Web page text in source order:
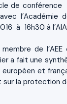
de conférence
l’Académie
à 16h30 à
de
a fait une
et
la protection